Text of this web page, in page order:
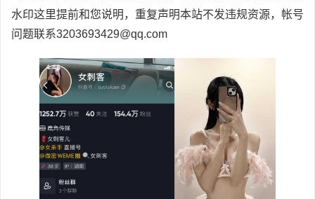
水印这里提前和您说明，重复声明本站不发违规资源，帐号
问题联系3203693429@qq.com